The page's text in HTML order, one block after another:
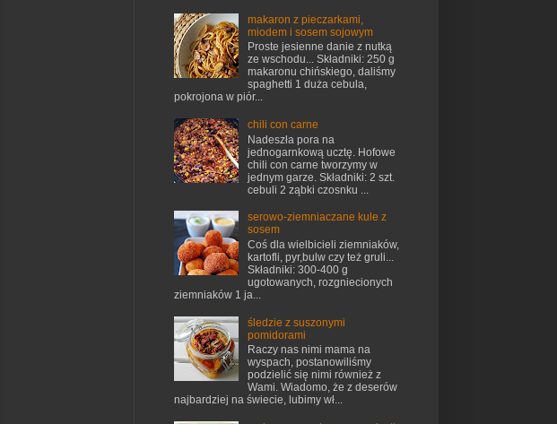
makaron z pieczarkami,
miodem i sosem sojowym
Proste jesienne danie z nutką
ze wschodu... Składniki: 250 g
makaronu chińskiego, daliśmy
spaghetti 1 duża cebula,
pokrojona w piór...
chili con carne
Nadeszła pora na
jednogarnkową ucztę. Hofowe
chili con carne tworzymy w
jednym garze. Składniki: 2 szt.
cebuli 2 ząbki czosnku ...
serowo-ziemniaczane kule z
sosem
Coś dla wielbicieli ziemniaków,
kartofli, pyr,bulw czy też gruli...
Składniki: 300-400 g
ugotowanych, rozgniecionych
ziemniaków 1 ja...
śledzie z suszonymi
pomidorami
Raczy nas nimi mama na
wyspach, postanowiliśmy
podzielić się nimi również z
Wami. Wiadomo, że z deserów
najbardziej na świecie, lubimy wł...